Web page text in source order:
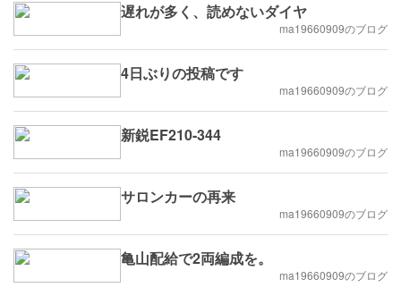
遅れが多く、読めないダイヤ
ma19660909のブログ
4日ぶりの投稿です
ma19660909のブログ
新鋭EF210-344
ma19660909のブログ
サロンカーの再来
ma19660909のブログ
亀山配給で2両編成を。
ma19660909のブログ